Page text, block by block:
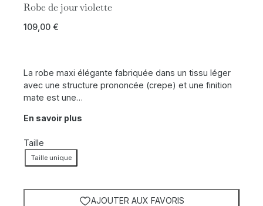
Robe de jour violette
109,00 €
La robe maxi élégante fabriquée dans un tissu léger
avec une structure prononcée (crepe) et une finition
mate est une…
En savoir plus
Taille
Taille unique
AJOUTER AUX FAVORIS